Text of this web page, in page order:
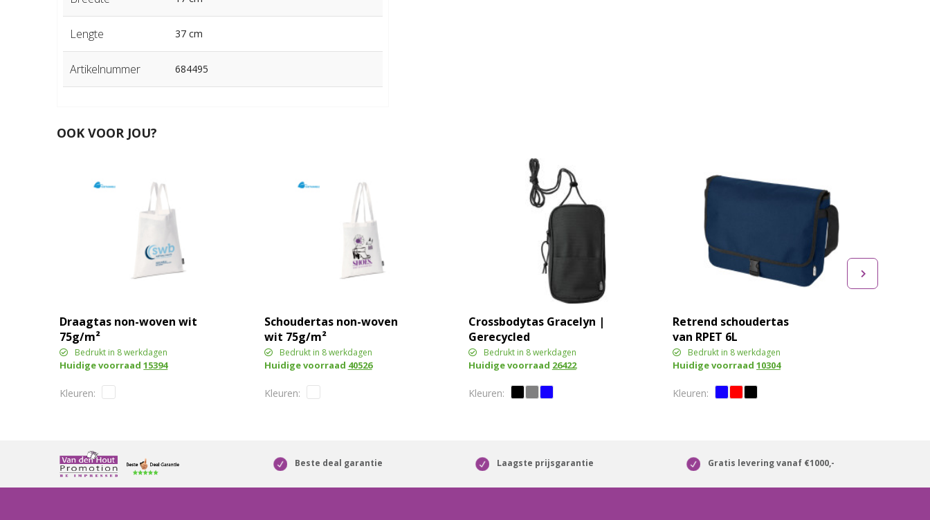
Lengte 37 cm
Artikelnummer 684495
OOK VOOR JOU?
Draagtas non-woven wit
75g/m²
Bedrukt in 8 werkdagen
Huidige voorraad15394
Schoudertas non-woven
wit 75g/m²
Bedrukt in 8 werkdagen
Huidige voorraad 40526
Crossbodytas Gracelyn |
Gerecycled
Bedrukt in 8 werkdagen
Huidige voorraad 26422
Retrend schoudertas
van RPET 6L
Bedrukt in 8 werkdagen
Huidige voorraad10304
Beste deal garantie Laagste prijsgarantie Gratis levering vanaf €1000,-